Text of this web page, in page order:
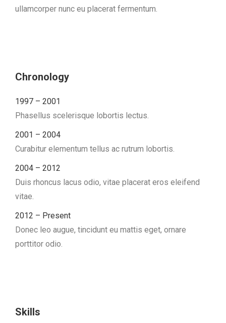
ullamcorper nunc eu placerat fermentum.
Chronology
1997 – 2001
Phasellus scelerisque lobortis lectus.
2001 – 2004
Curabitur elementum tellus ac rutrum lobortis.
2004 – 2012
Duis rhoncus lacus odio, vitae placerat eros eleifend
vitae.
2012 – Present
Donec leo augue, tincidunt eu mattis eget, ornare
porttitor odio.
Skills